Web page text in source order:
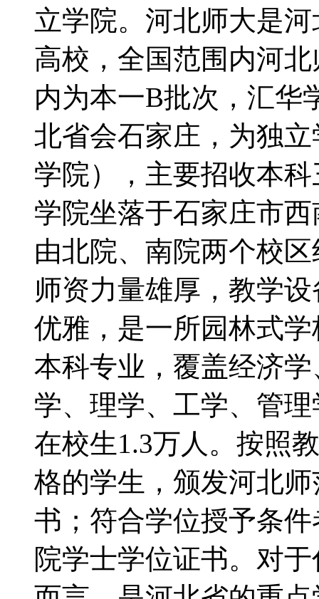
立学院。河北师大是
高校，全国范围内河
内为本一B批次，汇华
北省会石家庄，为独
学院），主要招收本
学院坐落于石家庄市
由北院、南院两个校
师资力量雄厚，教学
优雅，是一所园林式
本科专业，覆盖经济
学、理学、工学、管
在校生1.3万人。按照
格的学生，颁发河北
书；符合学位授予条
院学士学位证书。对